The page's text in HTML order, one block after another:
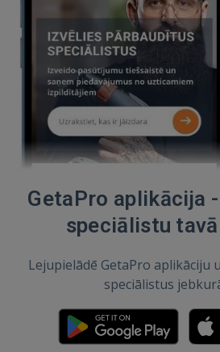
GetaPro aplikācija
speciālistu
Lejupielādē GetaPro aplikāciju
speciālistus